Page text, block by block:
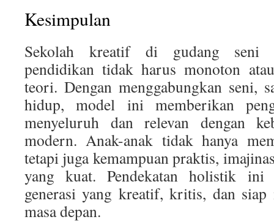
Kesimpulan
Sekolah kreatif di gudang seni
pendidikan tidak harus monoton
teori. Dengan menggabungkan seni,
hidup, model ini memberikan
menyeluruh dan relevan dengan
modern. Anak-anak tidak hanya
tetapi juga kemampuan praktis,
yang kuat. Pendekatan holistik ini
generasi yang kreatif, kritis, dan siap
masa depan.